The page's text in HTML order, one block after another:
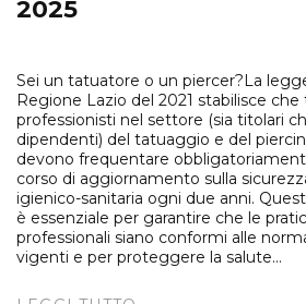
2025
Sei un tatuatore o un piercer?La
Regione Lazio del 2021 stabilisce
professionisti nel settore (sia titolari
dipendenti) del tatuaggio e del
devono frequentare
corso di aggiornamento sulla
igienico-sanitaria ogni due anni.
è essenziale per garantire che le
professionali siano conformi alle
vigenti e per proteggere la salute...